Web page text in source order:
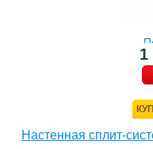
1
Настенная сплит-